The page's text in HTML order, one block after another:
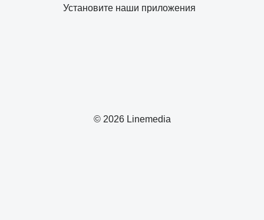
© 2026 Linemedia
Установите наши приложения